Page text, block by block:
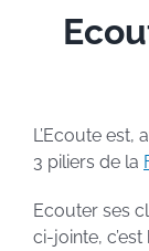
L’Ecoute est,
3 piliers de la
Ecouter ses
ci-jointe,